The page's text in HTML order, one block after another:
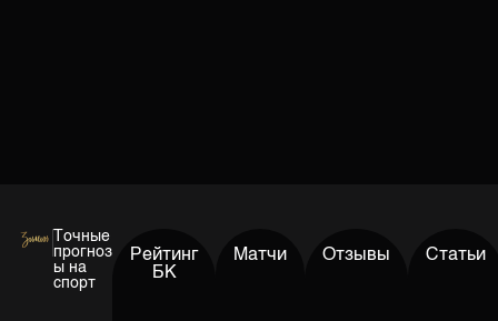
Точные
прогноз
ы на
спорт
Рейтинг
БК
Матчи Отзывы Статьи